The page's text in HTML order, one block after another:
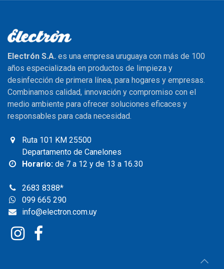
Electrón S.A. es una empresa uruguaya con más de 100
años especializada en productos de limpieza y
desinfección de primera línea, para hogares y empresas.
Combinamos calidad, innovación y compromiso con el
medio ambiente para ofrecer soluciones eficaces y
responsables para cada necesidad.
Ruta 101 KM 25500
Departamento de Canelones
Horario: de 7 a 12 y de 13 a 16.30
2683 8388*
099 665 290
info@electron.com.uy